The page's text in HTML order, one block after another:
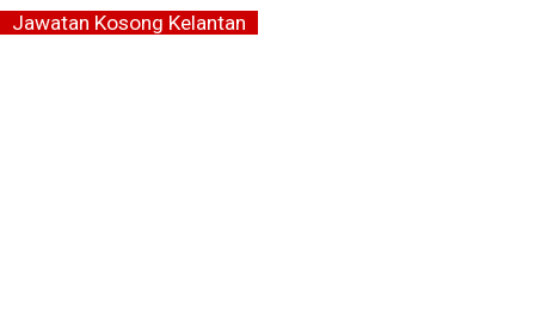
Jawatan Kosong Kelantan